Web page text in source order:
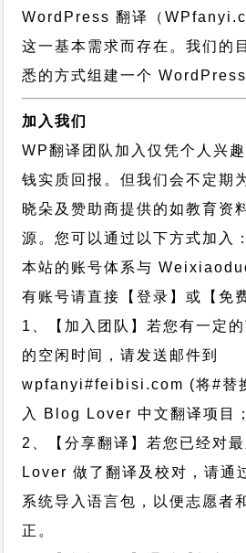
WordPress 翻译（
这一基本需求而存在。我们的
悉的方式组建一个 WordPress
加入我们
WP翻译团队加入仅凭个人兴
钱实质回报。但我们会不定期
晓朵及赞助商提供的如教育资
源。您可以通过以下方式加入：
本站的账号体系与
有账号请直接【登录】或【免
1、【加入团队】若您有一定
的空闲时间，请发送邮件到
wpfanyi#feibisi.com (将#替
入 Blog Lover 中文翻译项目；
2、【分享翻译】若您已经对
Lover 做了翻译及校对，请
系统导入语言包，以便志愿者
正。